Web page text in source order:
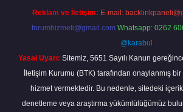
Reklam ve İletişim: E-mail:
forumhizmeti@gmail.com Whatsapp: 0262
@karabul
Yasal Uyarı: Sitemiz, 5651 Sayılı Kanun
İletişim Kurumu (BTK) tarafından onaylanmış
hizmet vermektedir. Bu nedenle, sitedeki
denetleme veya araştırma yükümlülüğümüz